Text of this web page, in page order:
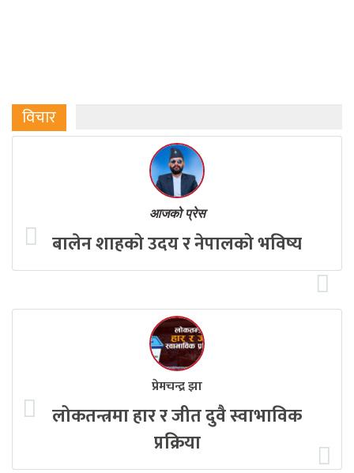
विचार
आजको प्रेस
बालेन शाहको उदय र नेपालको भविष्य
प्रेमचन्द्र झा
लोकतन्त्रमा हार र जीत दुवै स्वाभाविक
प्रक्रिया